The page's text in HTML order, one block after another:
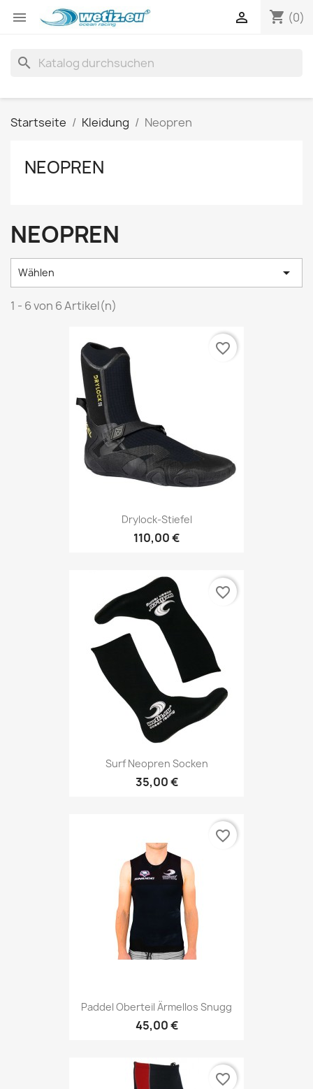
 shopping_cart (0)

search
Startseite Kleidung Neopren
NEOPREN
NEOPREN
Wählen 
1 - 6 von 6 Artikel(n)
Drylock-Stiefel
110,00 €
favorite_border
Surf Neopren Socken
35,00 €
favorite_border
Paddel Oberteil Ärmellos Snugg
45,00 €
favorite_border
favorite_border